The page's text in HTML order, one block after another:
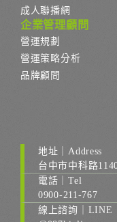
成人聯播網
企業管理顧問
營運規劃
營運策略分析
品牌顧問
地址｜Address
台中市中科路
電話｜Tel
0900-211-767
線上諮詢｜LINE